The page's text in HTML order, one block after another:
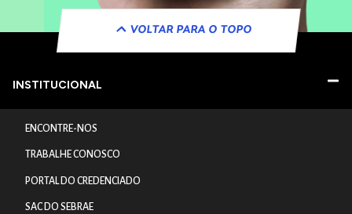
VOLTAR PARA O TOPO
INSTITUCIONAL
ENCONTRE-NOS
TRABALHE CONOSCO
PORTAL DO CREDENCIADO
SAC DO SEBRAE